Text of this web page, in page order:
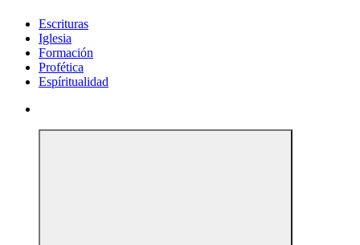
Escrituras
Iglesia
Formación
Profética
Espíritualidad